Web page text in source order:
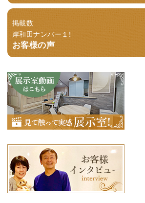
掲載数
岸和田ナンバー１！
お客様の声